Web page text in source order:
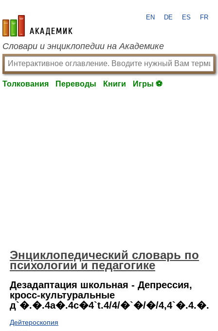
academic.ru
EN DE ES FR
Словари и энциклопедии на Академике
Толкования Переводы Книги Игры ⚽
Энциклопедический словарь по
психологии и педагогике
Дезадаптация школьная - Депрессия,
кросс-культуральные
д`�.�.4a�.4c�4`t.4/4/�`�/�/4,4`�.4.�.
Дейтероскопия